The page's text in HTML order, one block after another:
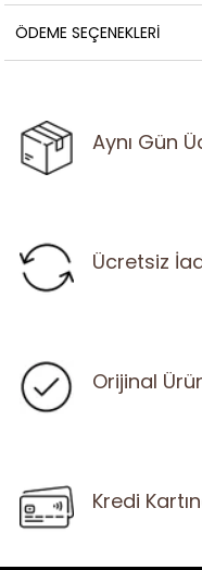
ÖDEME SEÇENEKLERI
Aynı Gün
Ücretsiz
Orijinal
Kredi